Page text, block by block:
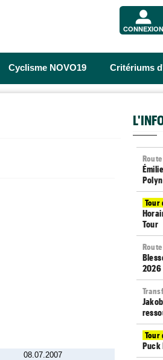
CONNEXION
Cyclisme NOVO19 Critériums
08.07.2007
Route
Tour
Tour
Route
2026
Tour
Puck